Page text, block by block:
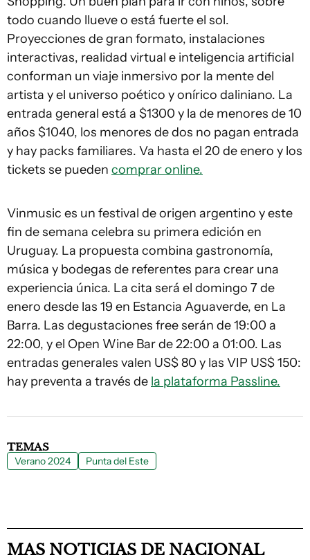
todo cuando llueve o está fuerte el sol.
Proyecciones de gran formato, instalaciones
interactivas, realidad virtual e inteligencia artificial
conforman un viaje inmersivo por la mente del
artista y el universo poético y onírico daliniano. La
entrada general está a $1300 y la de menores de 10
años $1040, los menores de dos no pagan entrada
y hay packs familiares. Va hasta el 20 de enero y los
tickets se pueden comprar online.
Vinmusic es un festival de origen argentino y este
fin de semana celebra su primera edición en
Uruguay. La propuesta combina gastronomía,
música y bodegas de referentes para crear una
experiencia única. La cita será el domingo 7 de
enero desde las 19 en Estancia Aguaverde, en La
Barra. Las degustaciones free serán de 19:00 a
22:00, y el Open Wine Bar de 22:00 a 01:00. Las
entradas generales valen US$ 80 y las VIP US$ 150:
hay preventa a través de la plataforma Passline.
TEMAS
Verano 2024 Punta del Este
MAS NOTICIAS DE NACIONAL